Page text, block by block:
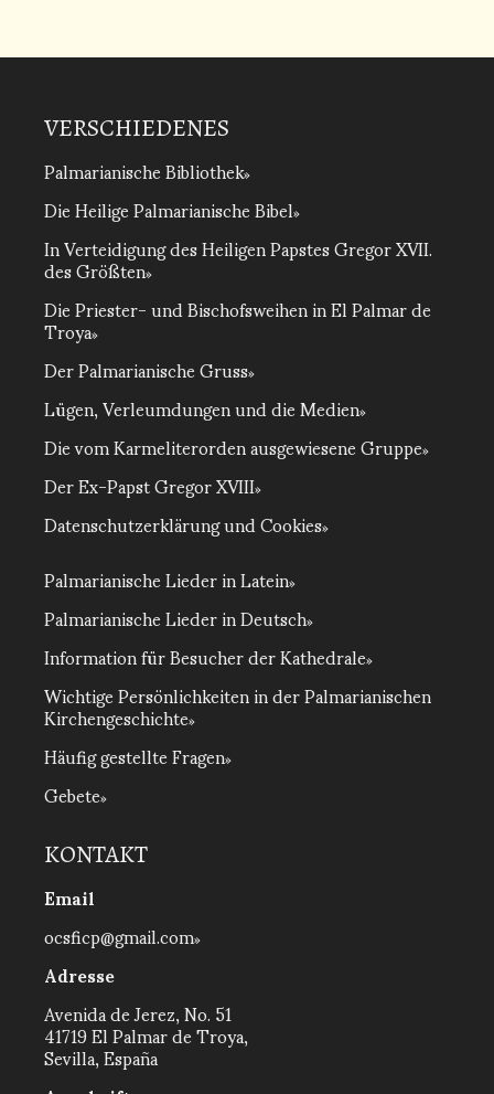
VERSCHIEDENES
Palmarianische Bibliothek
Die Heilige Palmarianische Bibel
In Verteidigung des Heiligen Papstes Gregor XVII.
des Größten
Die Priester- und Bischofsweihen in El Palmar de
Troya
Der Palmarianische Gruss
Lügen, Verleumdungen und die Medien
Die vom Karmeliterorden ausgewiesene Gruppe
Der Ex-Papst Gregor XVIII
Datenschutzerklärung und Cookies
Palmarianische Lieder in Latein
Palmarianische Lieder in Deutsch
Information für Besucher der Kathedrale
Wichtige Persönlichkeiten in der Palmarianischen
Kirchengeschichte
Häufig gestellte Fragen
Gebete
KONTAKT
Email
ocsficp@gmail.com
Adresse
Avenida de Jerez, No. 51
41719 El Palmar de Troya,
Sevilla, España